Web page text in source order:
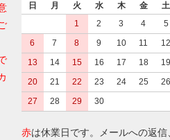
日
月 火 水 木 金
土
1
2 3 4
5
6
7 8 9 10 11
12
13
14 15 16 17 18
19
20
21 22 23 24 25
26
27
28 29 30
赤は休業日です。メールへの返信